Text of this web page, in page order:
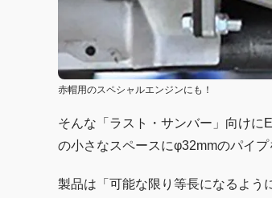
赤帽用のスペシャルエンジンにも！
そんな「ラスト・サンバー」向けに
の小さなスペースにφ32mmのパイ
製品は「可能な限り等長になるよう